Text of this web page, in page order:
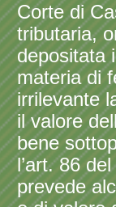
Corte di
tributaria,
depositata
materia di
irrilevante
il valore
bene
l’art. 86
prevede